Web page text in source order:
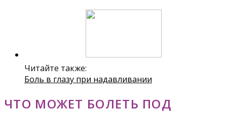
Читайте также:
Боль в глазу при надавливании
ЧТО МОЖЕТ БОЛЕТЬ ПОД